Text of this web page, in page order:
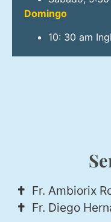
Domingo
10: 30 am
Fr. Ambiorix
Fr. Diego